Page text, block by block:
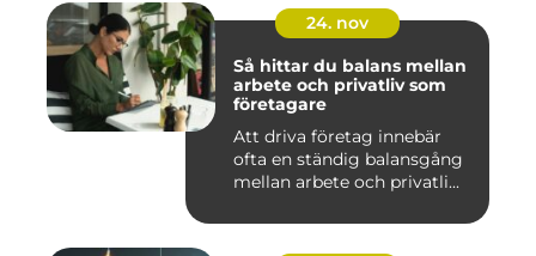
24. nov
Så hittar du balans mellan
arbete och privatliv som
företagare
Att driva företag innebär
ofta en ständig balansgång
mellan arbete och privatli...